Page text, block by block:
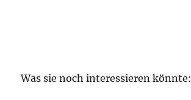
Was sie noch interessieren könnte: